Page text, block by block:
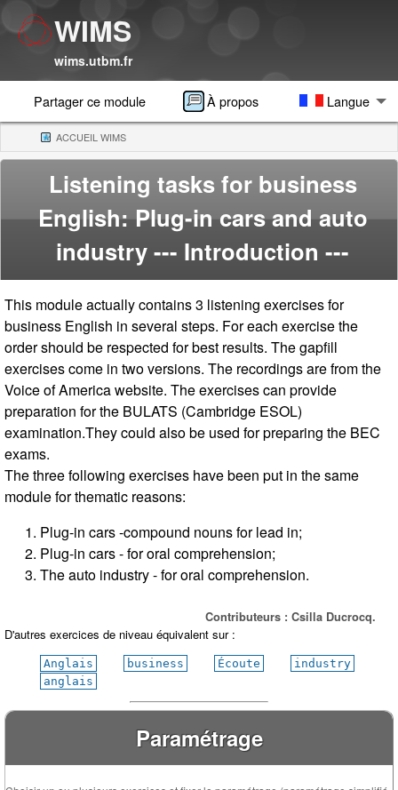
WIMS
wims.utbm.fr
Partager ce module À propos Langue
ACCUEIL WIMS(CURRENT)
Listening tasks for business
English: Plug-in cars and auto
industry--- Introduction ---
This module actually contains 3 listening exercises for
business English in several steps. For each exercise the
order should be respected for best results. The gapfill
exercises come in two versions. The recordings are from the
Voice of America website. The exercises can provide
preparation for the BULATS (Cambridge ESOL)
examination.They could also be used for preparing the BEC
exams.
The three following exercises have been put in the same
module for thematic reasons:
Plug-in cars -compound nouns for lead in;
Plug-in cars - for oral comprehension;
The auto industry - for oral comprehension.
Contributeurs : Csilla Ducrocq.
D'autres exercices de niveau équivalent sur :
Anglais business Écoute
industry
anglais
Paramétrage